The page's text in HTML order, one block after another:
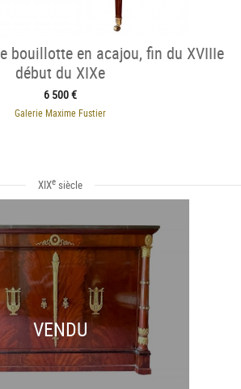
bouillotte en acajou, fin du XVIIIe
début du XIXe
6 500 €
Galerie Maxime Fustier
XIXesiècle
VENDU